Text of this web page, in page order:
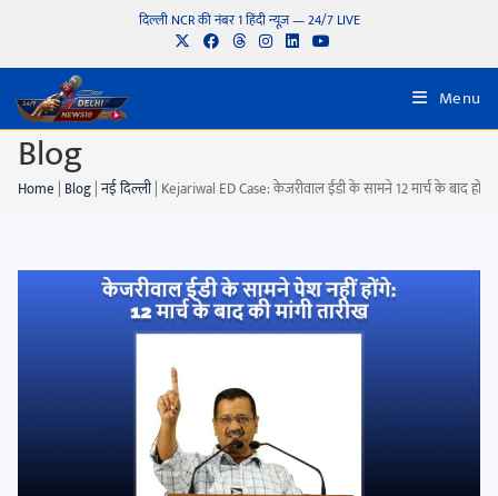
दिल्ली NCR की नंबर 1 हिंदी न्यूज़ — 24/7 LIVE
Menu
Blog
Home | Blog|नई दिल्ली| Kejariwal ED Case: केजरीवाल ईडी के सामने 12 मार्च के बाद